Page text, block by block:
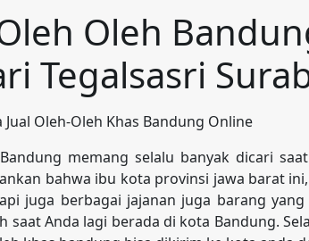
Oleh
Tegalsasri
Jual Oleh-Oleh Khas Bandung Online
memang selalu banyak dicari
bahwa ibu kota provinsi jawa barat
juga berbagai jajanan juga barang
saat Anda lagi berada di kota Bandung.